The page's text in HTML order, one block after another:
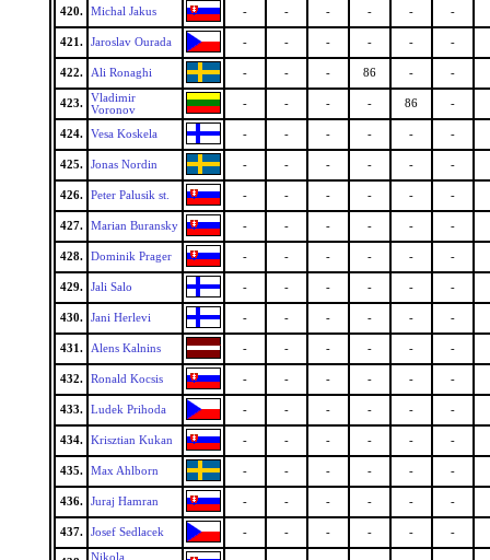
420. Michal Jakus - - - - - -
421. Jaroslav Ourada - - - - - -
422. Ali Ronaghi - - - 86 - -
423.
Vladimir
Voronov
- - - - 86 -
424. Vesa Koskela - - - - - -
425. Jonas Nordin - - - - - -
426. Peter Palusik st. - - - - - -
427. Marian Buransky - - - - - -
428. Dominik Prager - - - - - -
429. Jali Salo - - - - - -
430. Jani Herlevi - - - - - -
431. Alens Kalnins - - - - - -
432. Ronald Kocsis - - - - - -
433. Ludek Prihoda - - - - - -
434. Krisztian Kukan - - - - - -
435. Max Ahlborn - - - - - -
436. Juraj Hamran - - - - - -
437. Josef Sedlacek - - - - - -
Nikola